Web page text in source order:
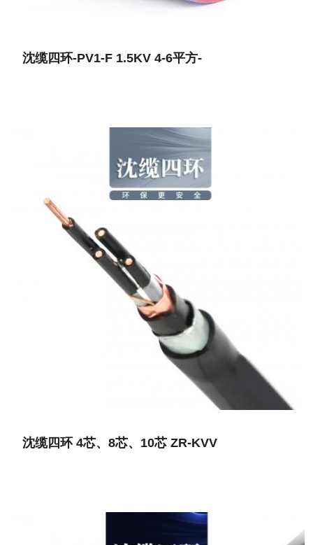
沈缆四环-PV1-F 1.5KV 4-6平方-
沈缆四环 4芯、8芯、10芯 ZR-KVV